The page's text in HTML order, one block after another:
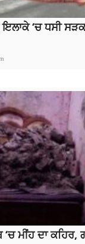
‘ਚ ਧਸੀ
‘ਚ ਮੀਂਹ ਦਾ ਕਹਿਰ,